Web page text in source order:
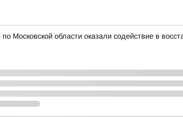
Московской области оказали содействие в